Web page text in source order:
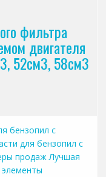
фильтра
двигателя
52см3, 58см3
бензопил с
для бензопил с
продаж Лучшая